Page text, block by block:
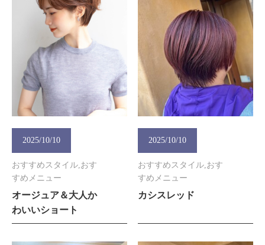
2025/10/10
おすすめスタイル,おす
すめメニュー
オージュア＆大人か
わいいショート
2025/10/10
おすすめスタイル,おす
すめメニュー
カシスレッド